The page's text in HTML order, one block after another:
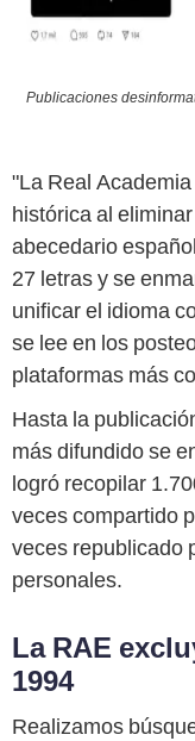
Publicaciones
"La Real
histórica al eliminar
abecedario
27 letras y se
unificar el idioma
se lee en los
plataformas más
Hasta la
más difundido se
logró recopilar
veces compartido
veces republicado
personales.
La RAE
1994
Realizamos